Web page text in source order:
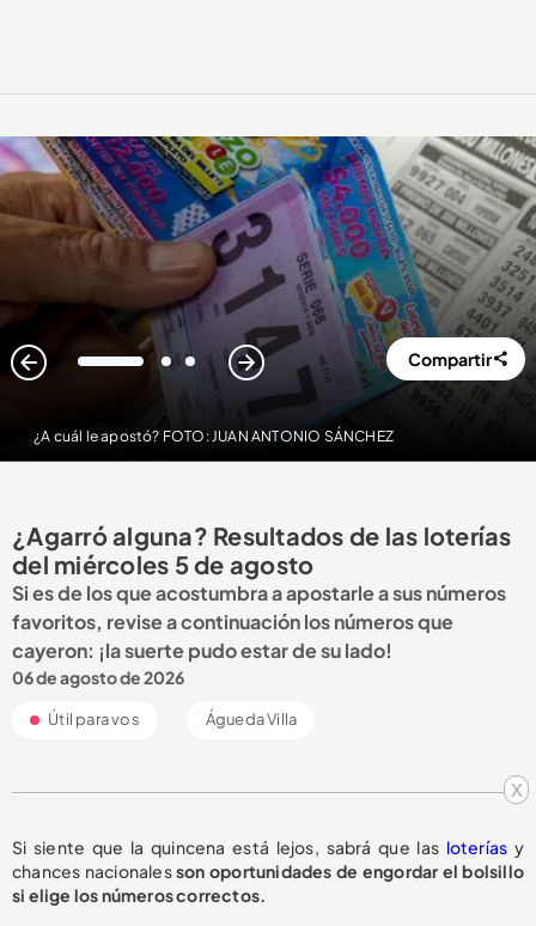
x
¿A cuál le apostó? FOTO: JUAN ANTONIO SÁNCHEZ
1 2 3 Compartir
¿Agarró alguna? Resultados de las loterías
del miércoles 5 de agosto
Si es de los que acostumbra a apostarle a sus números
favoritos, revise a continuación los números que
cayeron: ¡la suerte pudo estar de su lado!
06 de agosto de 2026
Útil para vos Águeda Villa
Si siente que la quincena está lejos, sabrá que las loterías y
chances nacionalesson oportunidades de engordar el bolsillo
si elige los números correctos.